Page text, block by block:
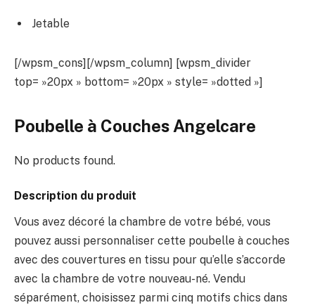
Jetable
[/wpsm_cons][/wpsm_column] [wpsm_divider
top= »20px » bottom= »20px » style= »dotted »]
Poubelle à Couches Angelcare
No products found.
Description du produit
Vous avez décoré la chambre de votre bébé, vous
pouvez aussi personnaliser cette poubelle à couches
avec des couvertures en tissu pour qu’elle s’accorde
avec la chambre de votre nouveau-né. Vendu
séparément, choisissez parmi cinq motifs chics dans